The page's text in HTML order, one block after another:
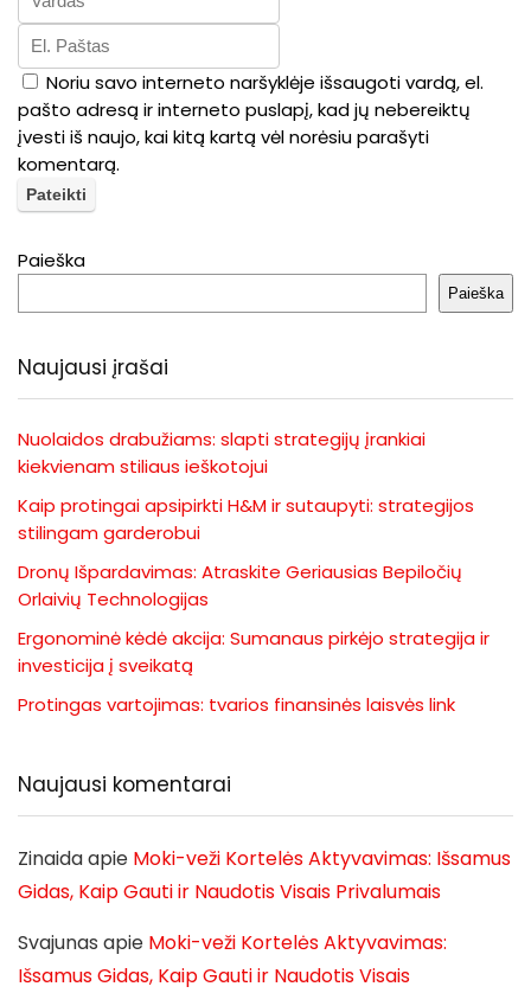
Noriu savo interneto naršyklėje išsaugoti vardą, el.
pašto adresą ir interneto puslapį, kad jų nebereiktų
įvesti iš naujo, kai kitą kartą vėl norėsiu parašyti
komentarą.
Paieška
Paieška
Naujausi įrašai
Nuolaidos drabužiams: slapti strategijų įrankiai
kiekvienam stiliaus ieškotojui
Kaip protingai apsipirkti H&M ir sutaupyti: strategijos
stilingam garderobui
Dronų Išpardavimas: Atraskite Geriausias Bepiločių
Orlaivių Technologijas
Ergonominė kėdė akcija: Sumanaus pirkėjo strategija ir
investicija į sveikatą
Protingas vartojimas: tvarios finansinės laisvės link
Naujausi komentarai
Zinaidaapie Moki-veži Kortelės Aktyvavimas: Išsamus
Gidas, Kaip Gauti ir Naudotis Visais Privalumais
Svajunas apie Moki-veži Kortelės Aktyvavimas:
Išsamus Gidas, Kaip Gauti ir Naudotis Visais